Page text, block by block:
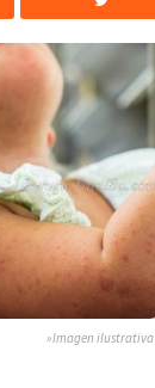
»Imagen ilustrativa